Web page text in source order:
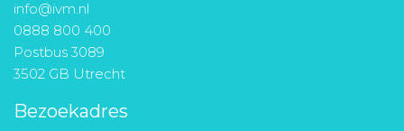
info@ivm.nl
0888 800 400
Postbus 3089
3502 GB Utrecht
Bezoekadres